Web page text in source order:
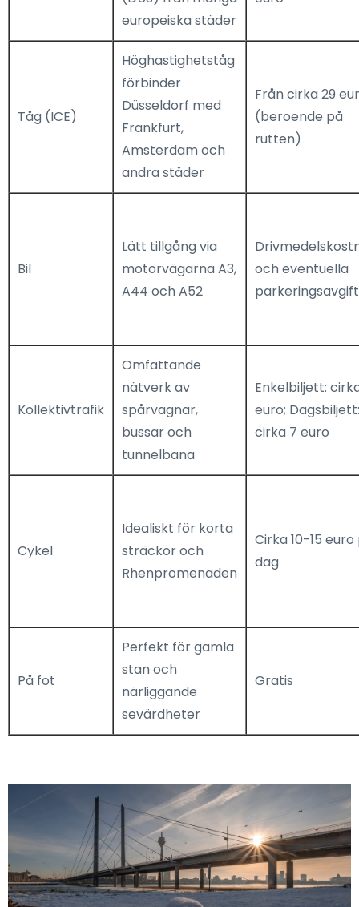
europeiska städer
Tåg (ICE)
Höghastighetståg
förbinder
Düsseldorf med
Frankfurt,
Amsterdam och
andra städer
Från cirka 29
(beroende på
rutten)
Bil
Lätt tillgång via
motorvägarna A3,
A44 och A52
och eventuella
Kollektivtrafik
Omfattande
nätverk av
spårvagnar,
bussar och
tunnelbana
Enkelbiljett:
euro; Dagsbiljett:
cirka 7 euro
Cykel
Idealiskt för korta
sträckor och
Rhenpromenaden
Cirka 10-15
dag
På fot
Perfekt för gamla
stan och
närliggande
sevärdheter
Gratis